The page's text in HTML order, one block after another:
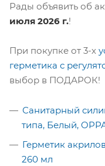
Рады объявить об
июля 2026 г.!
При покупке от 3-х
герметика с
выбор в ПОДАРОК!
Санитарный
типа, Белый,
Герметик
260 мл